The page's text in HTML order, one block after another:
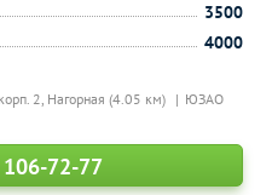
2, Нагорная (4.05 км) ЮЗАО
3500
4000
72-77